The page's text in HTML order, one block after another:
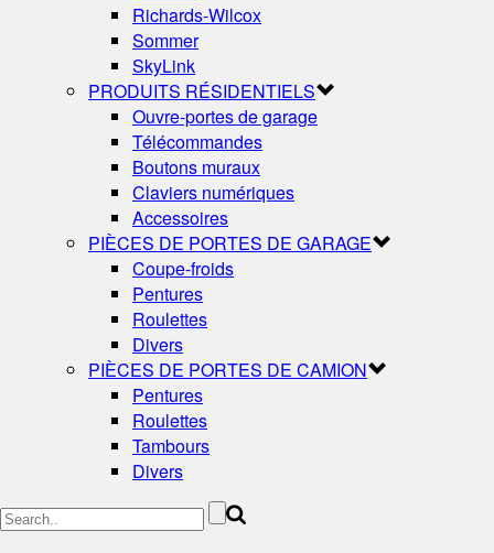
Richards-Wilcox
Sommer
SkyLink
PRODUITS RÉSIDENTIELS
Ouvre-portes de garage
Télécommandes
Boutons muraux
Claviers numériques
Accessoires
PIÈCES DE PORTES DE GARAGE
Coupe-froids
Pentures
Roulettes
Divers
PIÈCES DE PORTES DE CAMION
Pentures
Roulettes
Tambours
Divers